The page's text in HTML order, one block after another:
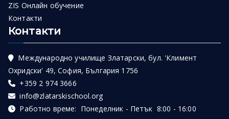
ZIS Онлайн обучение
Контакти
Контакти
Международно училище Златарски, бул. 'Климент
Охридски' 49, София, България 1756
+359 2 974 3666
info@zlatarskischool.org
Работно време: Понеделник - Петък 8:00 - 16:00